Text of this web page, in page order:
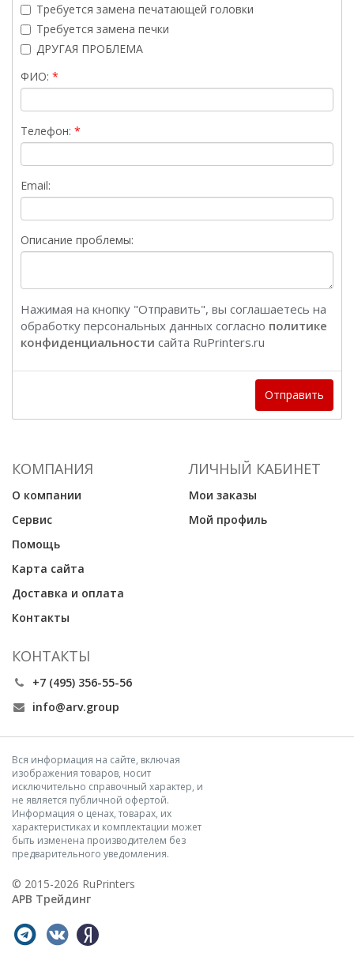
Требуется замена печатающей головки
Требуется замена печки
ДРУГАЯ ПРОБЛЕМА
ФИО:
Телефон:
Email:
Описание проблемы:
Нажимая на кнопку "Отправить", вы соглашаетесь на
обработку персональных данных согласно политике
конфиденциальности сайта RuPrinters.ru
Отправить
КОМПАНИЯ
О компании
Сервис
Помощь
Карта сайта
Доставка и оплата
Контакты
ЛИЧНЫЙ КАБИНЕТ
Мои заказы
Мой профиль
КОНТАКТЫ
+7 (495) 356-55-56
info@arv.group
Вся информация на сайте, включая
изображения товаров, носит
исключительно справочный характер, и
не является публичной офертой.
Информация о ценах, товарах, их
характеристиках и комплектации может
быть изменена производителем без
предварительного уведомления.
© 2015-2026 RuPrinters
АРВ Трейдинг